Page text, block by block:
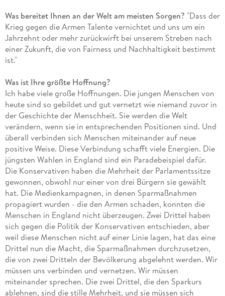
Was bereitet Ihnen an der Welt am meisten Sorgen? "Dass der
Krieg gegen die Armen Talente vernichtet und uns um ein
Jahrzehnt oder mehr zurückwirft bei unserem Streben nach
einer Zukunft, die von Fairness und Nachhaltigkeit bestimmt
ist."
Was ist Ihre größte Hoffnung?
Ich habe viele große Hoffnungen. Die jungen Menschen von
heute sind so gebildet und gut vernetzt wie niemand zuvor in
der Geschichte der Menschheit. Sie werden die Welt
verändern, wenn sie in entsprechenden Positionen sind. Und
überall verbinden sich Menschen miteinander auf neue
positive Weise. Diese Verbindung schafft viele Energien. Die
jüngsten Wahlen in England sind ein Paradebeispiel dafür.
Die Konservativen haben die Mehrheit der Parlamentssitze
gewonnen, obwohl nur einer von drei Bürgern sie gewählt
hat. Die Medienkampagnen, in denen Sparmaßnahmen
propagiert wurden - die den Armen schaden, konnten die
Menschen in England nicht überzeugen. Zwei Drittel haben
sich gegen die Politik der Konservativen entschieden, aber
weil diese Menschen nicht auf einer Linie lagen, hat das eine
Drittel nun die Macht, die Sparmaßnahmen durchzusetzen,
die von zwei Dritteln der Bevölkerung abgelehnt werden. Wir
müssen uns verbinden und vernetzen. Wir müssen
miteinander sprechen. Die zwei Drittel, die den Sparkurs
ablehnen, sind die stille Mehrheit, und sie müssen sich